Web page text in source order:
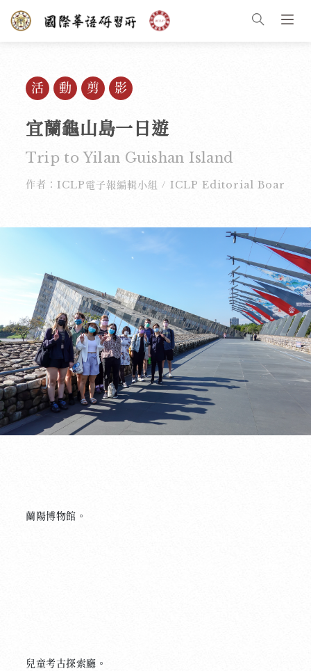
活動剪影
宜蘭龜山島一日遊
Trip to Yilan Guishan Island
作者：ICLP電子報編輯小組 / ICLP Editorial Board
蘭陽博物館。
兒童考古探索廳。